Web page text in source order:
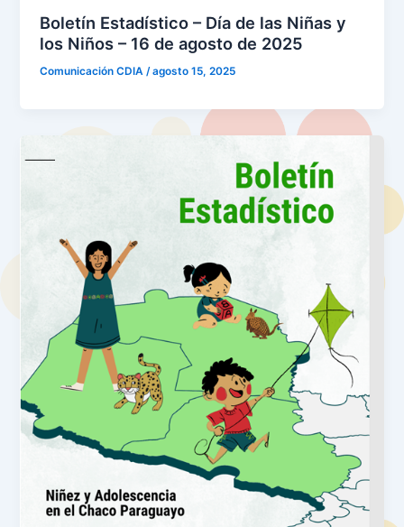
Boletín Estadístico – Día de las Niñas y
los Niños – 16 de agosto de 2025
Comunicación CDIA /agosto 15, 2025